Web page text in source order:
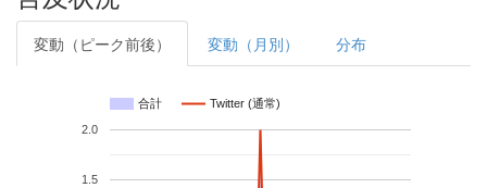
変動（ピーク前後） 変動（月別） 分布
合計 Twitter (通常)
1.5
2.0